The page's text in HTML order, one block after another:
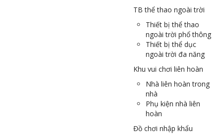
TB thể thao ngoài trời
Thiết bị thể thao
ngoài trời phổ thông
Thiết bị thể dục
ngoài trời đa năng
Khu vui chơi liên hoàn
Nhà liên hoàn trong
nhà
Phụ kiện nhà liên
hoàn
Đồ chơi nhập khẩu